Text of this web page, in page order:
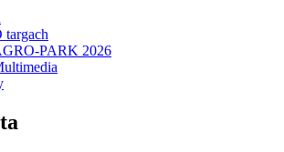
targach
PARK 2026